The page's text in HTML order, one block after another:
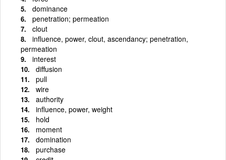
dominance
penetration; permeation
clout
influence, power, clout, ascendancy; penetration,
permeation
interest
diffusion
pull
wire
authority
influence, power, weight
hold
moment
domination
purchase